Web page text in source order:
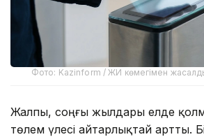
Фото: Kazinform / ЖИ көмегімен
Жалпы, соңғы жылдары елде
төлем үлесі айтарлықтай артты.